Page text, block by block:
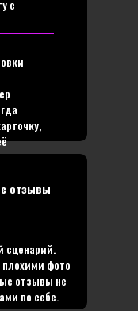
с
сценарий.
плохими фото
отзывы не
по себе.
отзывы